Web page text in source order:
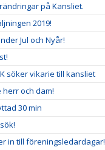
på Kansliet.
2019!
Jul och Nyår!
söker vikarie till kansliet
och dam!
30 min
in till föreningsledardagar!